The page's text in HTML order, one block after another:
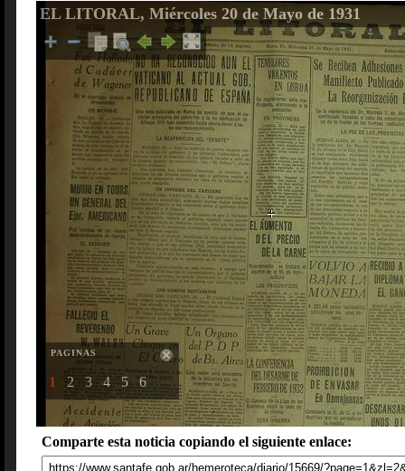
EL LITORAL, Miércoles 20 de Mayo de 1931
PAGINAS
1 2 3 4 5 6
Comparte esta noticia copiando el siguiente enlace: